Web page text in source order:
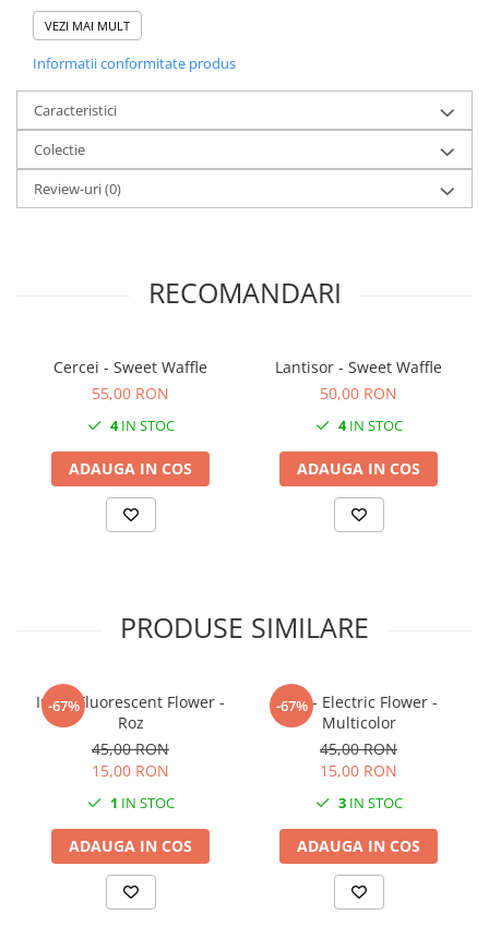
Sistem de prindere: Baza reglabilă din oțel inoxidabil
Fiind un produs handmade, pot exista mici imperfecțiuni, fiecare
pereche de cercei fiind unică.
VEZI MAI MULT
Informatii conformitate produs
Caracteristici
Colectie
Review-uri(0)
RECOMANDARI
Cercei - Sweet Waffle
55,00 RON
4IN STOC
ADAUGA IN COS
Lantisor - Sweet Waffle
50,00 RON
4IN STOC
ADAUGA IN COS
PRODUSE SIMILARE
-67%
Inel - Fluorescent Flower -
Roz
45,00 RON
15,00 RON
1 IN STOC
ADAUGA IN COS
-67%
Inel - Electric Flower -
Multicolor
45,00 RON
15,00 RON
3IN STOC
ADAUGA IN COS